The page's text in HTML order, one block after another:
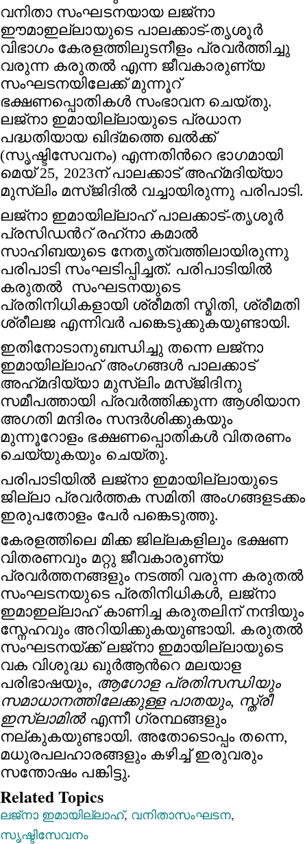
വനിതാ സംഘടനയായ ലജ്നാ
ഈമാഇല്ലായുടെ പാലക്കാട്-തൃശൂര്‍
വിഭാഗം കേരളത്തിലുടനീളം പ്രവര്‍ത്തിച്ചു
വരുന്ന കരുതല്‍ എന്ന ജീവകാരുണ്യ
സംഘടനയിലേക്ക് മുന്നൂറ്
ഭക്ഷണപ്പൊതികള്‍ സംഭാവന ചെയ്തു.
ലജ്നാ ഇമായില്ലായുടെ പ്രധാന
പദ്ധതിയായ ഖിദ്മത്തെ ഖല്‍ക്ക്
(സൃഷ്ടിസേവനം) എന്നതിന്‍റെ ഭാഗമായി
മെയ്‌ 25, 2023ന് പാലക്കാട് അഹ്‌മദിയ്യാ
മുസ്‌ലിം മസ്ജിദില്‍ വച്ചായിരുന്നു പരിപാടി.
ലജ്നാ ഇമായില്ലാഹ് പാലക്കാട്‌-തൃശൂർ
പ്രസിഡൻറ് രഹ്‌നാ കമാൽ
സാഹിബയുടെ നേതൃത്വത്തിലായിരുന്നു
പരിപാടി സംഘടിപ്പിച്ചത്. പരിപാടിയിൽ
കരുതൽ സംഘടനയുടെ
പ്രതിനിധികളായി ശ്രീമതി സ്മിതി, ശ്രീമതി
ശ്രീലജ എന്നിവര്‍ പങ്കെടുക്കുകയുണ്ടായി.
ഇതിനോടാനുബന്ധിച്ചു തന്നെ ലജ്നാ
ഇമായില്ലാഹ് അംഗങ്ങള്‍ പാലക്കാട്‌
അഹ്‌മദിയ്യാ മുസ്‌ലിം മസ്ജിദിനു
സമീപത്തായി പ്രവർത്തിക്കുന്ന ആശിയാന
അഗതി മന്ദിരം സന്ദർശിക്കുകയും
മുന്നൂറോളം ഭക്ഷണപ്പൊതികൾ വിതരണം
ചെയ്യുകയും ചെയ്തു.
പരിപാടിയിൽ ലജ്നാ ഇമായില്ലായുടെ
ജില്ലാ പ്രവർത്തക സമിതി അംഗങ്ങളടക്കം
ഇരുപതോളം പേര്‍ പങ്കെടുത്തു.
കേരളത്തിലെ മിക്ക ജില്ലകളിലും ഭക്ഷണ
വിതരണവും മറ്റു ജീവകാരുണ്യ
പ്രവർത്തനങ്ങളും നടത്തി വരുന്ന കരുതല്‍
സംഘടനയുടെ പ്രതിനിധികൾ, ലജ്നാ
ഇമാഇല്ലാഹ് കാണിച്ച കരുതലിന് നന്ദിയും
സ്നേഹവും അറിയിക്കുകയുണ്ടായി. കരുതൽ
സംഘടനയ്ക്ക് ലജ്നാ ഇമായില്ലായുടെ
വക വിശുദ്ധ ഖുർആന്‍റെ മലയാള
പരിഭാഷയും, ആഗോള പ്രതിസന്ധിയും
സമാധാനത്തിലേക്കുള്ള പാതയും, സ്ത്രീ
ഇസ്‌ലാമിൽഎന്നീ ഗ്രന്ഥങ്ങളും
നല്കുകയുണ്ടായി. അതോടൊപ്പം തന്നെ,
മധുരപലഹാരങ്ങളും കഴിച്ച് ഇരുവരും
സന്തോഷം പങ്കിട്ടു.
Related Topics
ലജ്നാ ഇമായില്ലാഹ്, വനിതാസംഘടന,
സൃഷ്ടിസേവനം